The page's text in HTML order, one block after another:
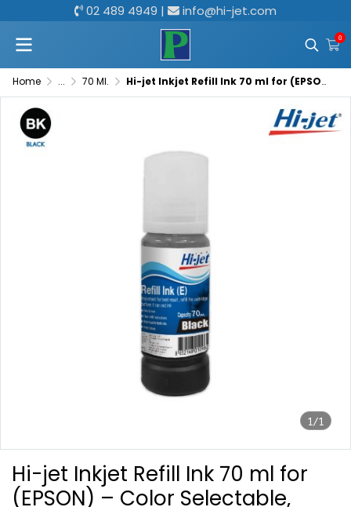
02 489 4949 | info@hi-jet.com
0
Home ... 70 Ml. Hi-jet Inkjet Refill Ink 70 ml for (EPSON) – Color Selectable, High Quality Compatible Ink
1/1
Hi-jet Inkjet Refill Ink 70 ml for
(EPSON) – Color Selectable,